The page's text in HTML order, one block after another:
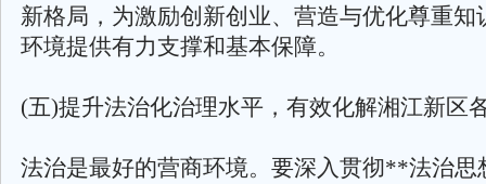
新格局，为激励创新创业、营造与优化尊重知
环境提供有力支撑和基本保障。
(五)提升法治化治理水平，有效化解湘江新区
法治是最好的营商环境。要深入贯彻**法治思